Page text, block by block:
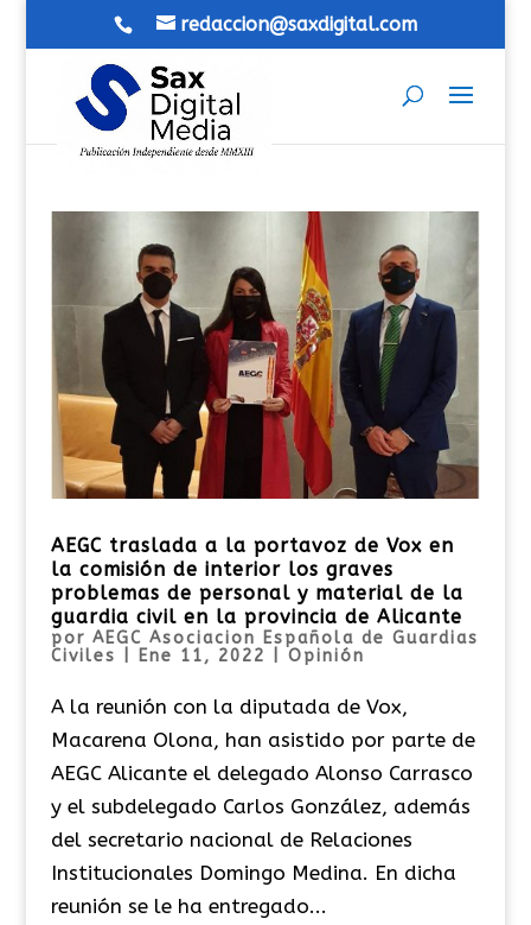
redaccion@saxdigital.com
AEGC traslada a la portavoz de Vox en
la comisión de interior los graves
problemas de personal y material de la
guardia civil en la provincia de Alicante
por AEGC Asociacion Española de Guardias
Civiles
Ene 11, 2022 Opinión
A la reunión con la diputada de Vox,
Macarena Olona, han asistido por parte de
AEGC Alicante el delegado Alonso Carrasco
y el subdelegado Carlos González, además
del secretario nacional de Relaciones
Institucionales Domingo Medina. En dicha
reunión se le ha entregado...